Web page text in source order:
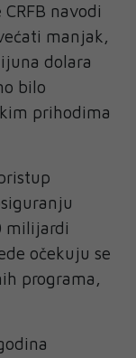
navodi
manjak,
dolara
bilo
prihodima
milijardi
očekuju se
programa,